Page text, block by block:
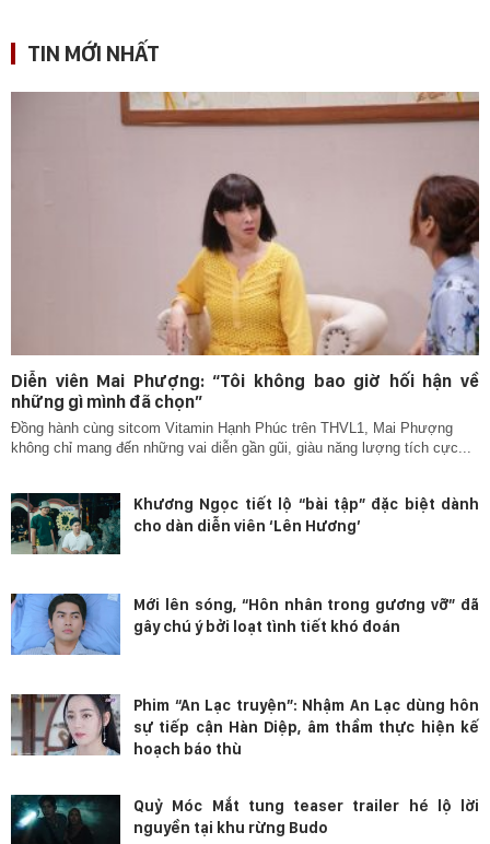
TIN MỚI NHẤT
Diễn viên Mai Phượng: “Tôi không bao giờ hối hận về
những gì mình đã chọn”
Đồng hành cùng sitcom Vitamin Hạnh Phúc trên THVL1, Mai Phượng
không chỉ mang đến những vai diễn gần gũi, giàu năng lượng tích cực...
Khương Ngọc tiết lộ “bài tập” đặc biệt dành
cho dàn diễn viên ‘Lên Hương’
Mới lên sóng, “Hôn nhân trong gương vỡ” đã
gây chú ý bởi loạt tình tiết khó đoán
Phim “An Lạc truyện”: Nhậm An Lạc dùng hôn
sự tiếp cận Hàn Diệp, âm thầm thực hiện kế
hoạch báo thù
Quỷ Móc Mắt tung teaser trailer hé lộ lời
nguyền tại khu rừng Budo